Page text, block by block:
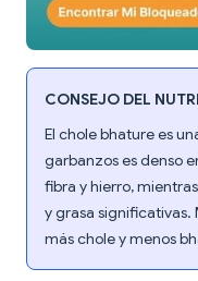
CONSEJO DEL
El chole bhature es
garbanzos es denso
fibra y hierro,
y grasa
más chole y menos